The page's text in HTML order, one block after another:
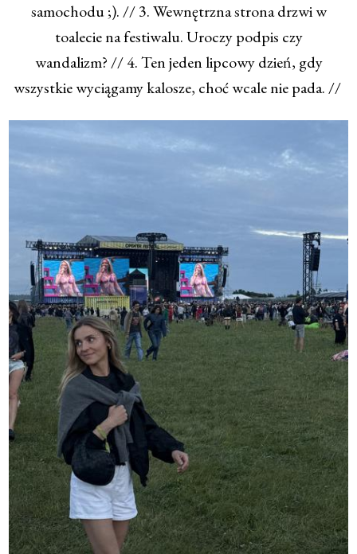
samochodu ;). // 3. Wewnętrzna strona drzwi w
toalecie na festiwalu. Uroczy podpis czy
wandalizm? // 4. Ten jeden lipcowy dzień, gdy
wszystkie wyciągamy kalosze, choć wcale nie pada. //